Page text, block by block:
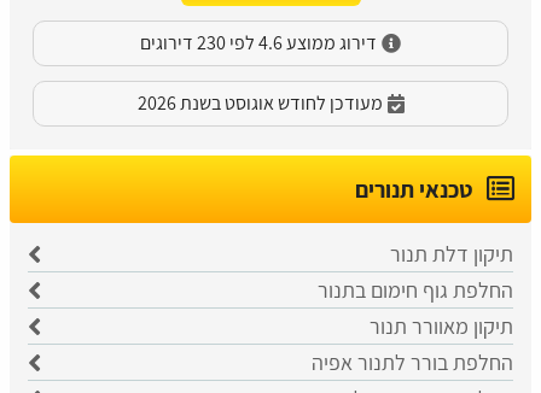
דירוג ממוצע 4.6 לפי 230 דירוגים
מעודכן לחודש אוגוסט בשנת 2026
טכנאי תנורים
תיקון דלת תנור
החלפת גוף חימום בתנור
תיקון מאוורר תנור
החלפת בורר לתנור אפיה